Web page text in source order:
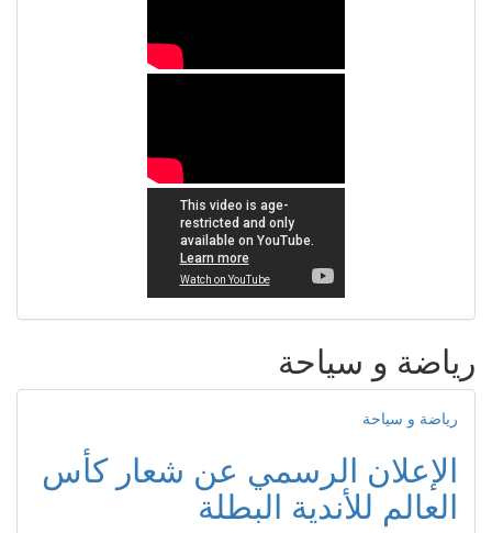
رياضة و سياحة
رياضة و سياحة
الإعلان الرسمي عن شعار كأس
العالم للأندية البطلة